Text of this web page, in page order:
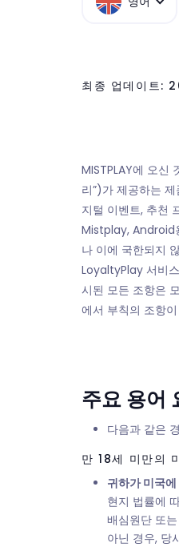
최종 업데이트:
MISTPLAY에 오신
리”)가 제공하는
지털 이벤트, 추천
Mistplay, Android
나 이에 국한되지
LoyaltyPlay 서비
시된 모든 조항은
에서 부칙의 조항
주요 용어
다음과 같은
만 18세 미만의
귀하가 미국
현지 법률에
배심원단 또
아닌 경우, 당